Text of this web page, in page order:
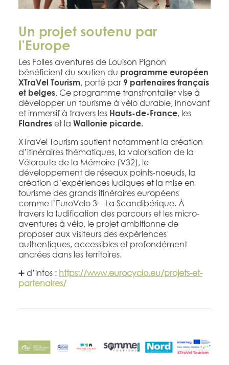
Un projet soutenu par
l’Europe
Les Folles aventures de Louison Pignon
bénéficient du soutien du programme européen
XTraVel Tourism, porté par 9 partenaires français
et belges. Ce programme transfrontalier vise à
développer un tourisme à vélo durable, innovant
et immersif à travers les Hauts-de-France, les
Flandreset la Wallonie picarde.
XTraVel Tourism soutient notamment la création
d’itinéraires thématiques, la valorisation de la
Véloroute de la Mémoire (V32), le
développement de réseaux points-noeuds, la
création d’expériences ludiques et la mise en
tourisme des grands itinéraires européens
comme l’EuroVelo 3 – La Scandibérique. À
travers la ludification des parcours et les micro-
aventures à vélo, le projet ambitionne de
proposer aux visiteurs des expériences
authentiques, accessibles et profondément
ancrées dans les territoires.
➕ d’infos : https://www.eurocyclo.eu/projets-et-
partenaires/